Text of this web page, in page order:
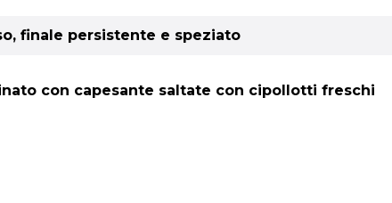
finale persistente e speziato
con capesante saltate con cipollotti freschi